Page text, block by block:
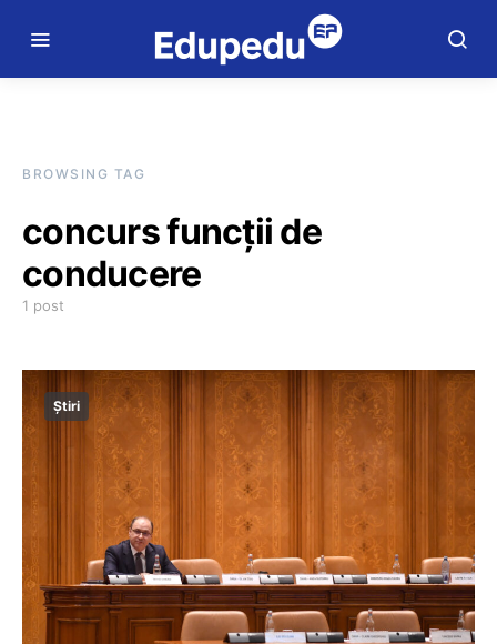
BROWSING TAG
concurs funcții de
conducere
1 post
Știri